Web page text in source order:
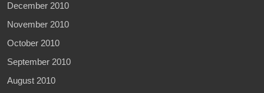
December 2010
November 2010
October 2010
September 2010
August 2010